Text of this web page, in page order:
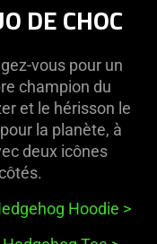
DE CHOC
vous pour un
champion du
et le hérisson le
la planète, à
deux icônes
Hoodie >